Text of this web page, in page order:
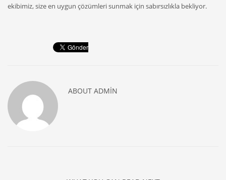
ekibimiz, size en uygun çözümleri sunmak için sabırsızlıkla bekliyor.
ABOUT ADMIN